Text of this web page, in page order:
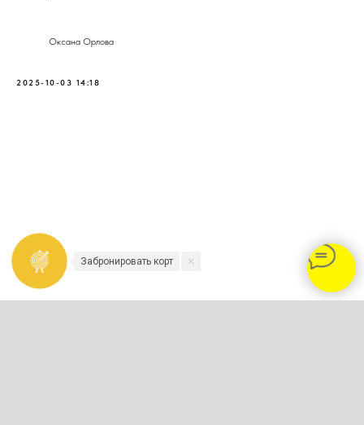
Оксана Орлова
2025-10-03 14:18
Забронировать корт